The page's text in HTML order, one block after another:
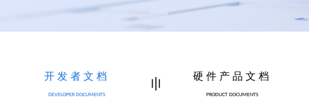
开发者文档
DEVELOPER DOCUMENTS
硬件产品文档
PRODUCT DOCUMENTS